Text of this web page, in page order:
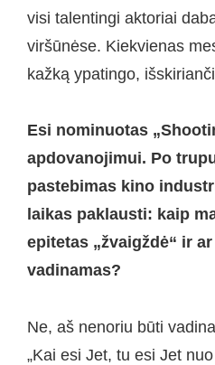
visi talentingi aktoriai
viršūnėse. Kiekvienas
kažką ypatingo,
Esi nominuotas
apdovanojimui. Po
pastebimas kino
laikas paklausti: kaip
epitetas „žvaigždė“ ir
vadinamas?
Ne, aš nenoriu būti
„Kai esi Jet, tu esi Jet